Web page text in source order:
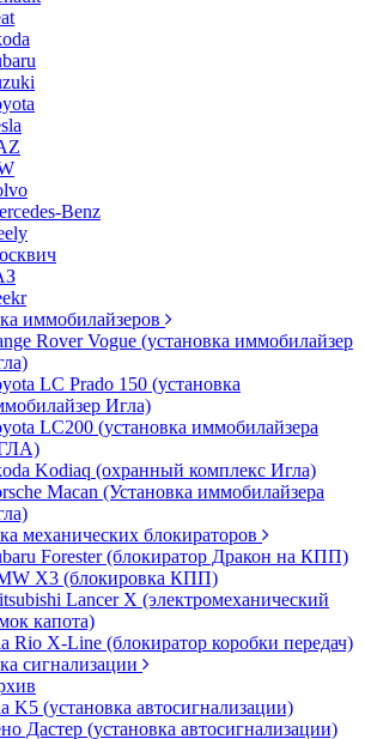
Benz
иммобилайзеров
Rover Vogue (установка иммобилайзер
LC Prado 150 (установка
Игла)
LC200 (установка иммобилайзера
Kodiaq (охранный комплекс Игла)
Macan (Установка иммобилайзера
механических блокираторов
Forester (блокиратор Дракон на КПП)
X3 (блокировка КПП)
Lancer X (электромеханический
капота)
Rio X-Line (блокиратор коробки передач)
сигнализации
K5 (установка автосигнализации)
Дастер (установка автосигнализации)